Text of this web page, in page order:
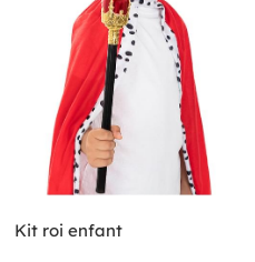
Kit roi enfant